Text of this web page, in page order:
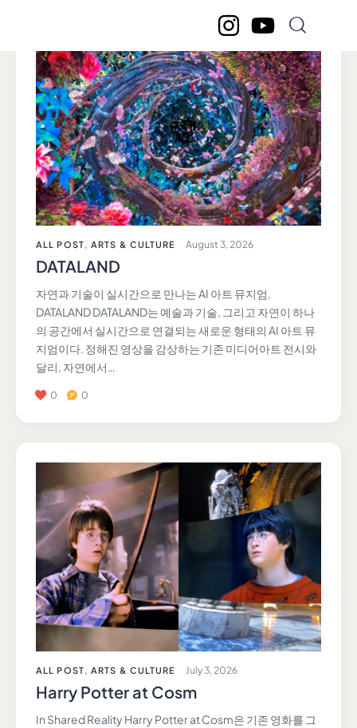
ALL POST,ARTS & CULTURE August 3, 2026
DATALAND
자연과 기술이 실시간으로 만나는 AI 아트 뮤지엄,
DATALAND DATALAND는 예술과 기술, 그리고 자연이 하나
의 공간에서 실시간으로 연결되는 새로운 형태의 AI 아트 뮤
지엄이다. 정해진 영상을 감상하는 기존 미디어아트 전시와
달리, 자연에서…
0 0
ALL POST,ARTS & CULTURE July 3, 2026
Harry Potter at Cosm
In Shared Reality Harry Potter at Cosm은 기존 영화를 그